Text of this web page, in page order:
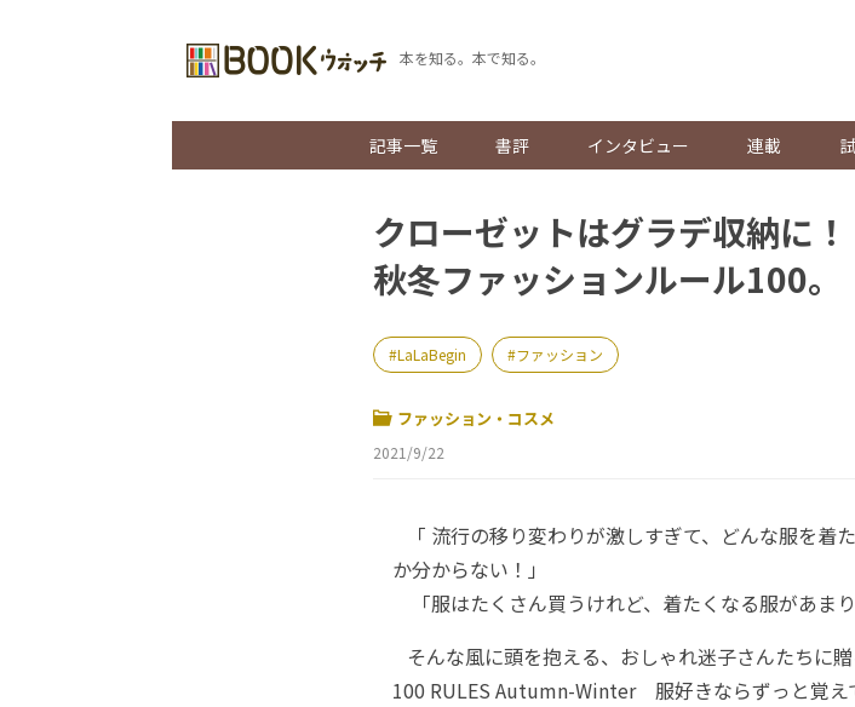
本を知る。本で知る。
記事一覧 書評 インタビュー 連載
クローゼットはグラデ収納に
秋冬ファッションルール100。
LaLaBegin ファッション
ファッション・コスメ
2021/9/22
「 流行の移り変わりが激しすぎて、どんな服を着
か分からない！」
「服はたくさん買うけれど、着たくなる服があまり
そんな風に頭を抱える、おしゃれ迷子さんたちに
100 RULES Autumn-Winter 服好きならずっと覚え